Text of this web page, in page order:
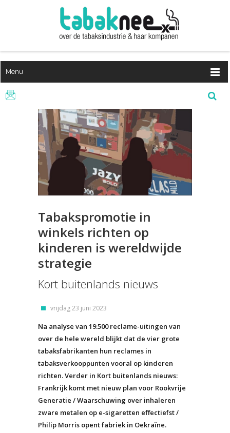
Menu
Tabakspromotie in
winkels richten op
kinderen is wereldwijde
strategie
Kort buitenlands nieuws
vrijdag 23 juni 2023
Na analyse van 19.500 reclame-uitingen van
over de hele wereld blijkt dat de vier grote
tabaksfabrikanten hun reclames in
tabaksverkooppunten vooral op kinderen
richten. Verder in Kort buitenlands nieuws:
Frankrijk komt met nieuw plan voor Rookvrije
Generatie / Waarschuwing over inhaleren
zware metalen op e-sigaretten effectiefst /
Philip Morris opent fabriek in Oekraïne.